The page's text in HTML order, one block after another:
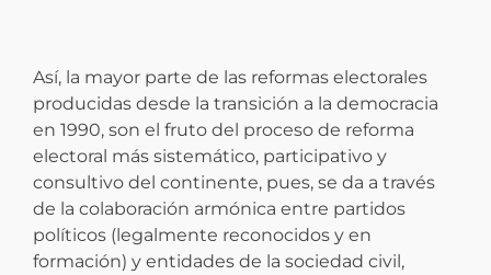
Así, la mayor parte de las reformas electorales
producidas desde la transición a la democracia
en 1990, son el fruto del proceso de reforma
electoral más sistemático, participativo y
consultivo del continente, pues, se da a través
de la colaboración armónica entre partidos
políticos (legalmente reconocidos y en
formación) y entidades de la sociedad civil,